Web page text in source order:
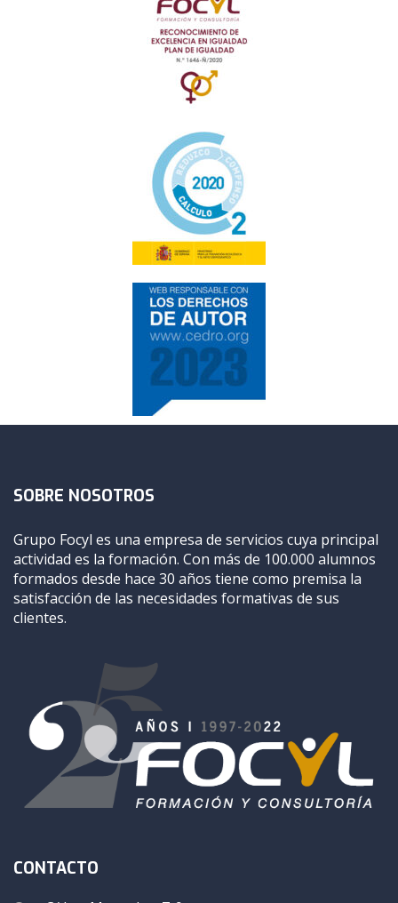
SOBRE NOSOTROS
Grupo Focyl es una empresa de servicios cuya principal
actividad es la formación. Con más de 100.000 alumnos
formados desde hace 30 años tiene como premisa la
satisfacción de las necesidades formativas de sus
clientes.
CONTACTO